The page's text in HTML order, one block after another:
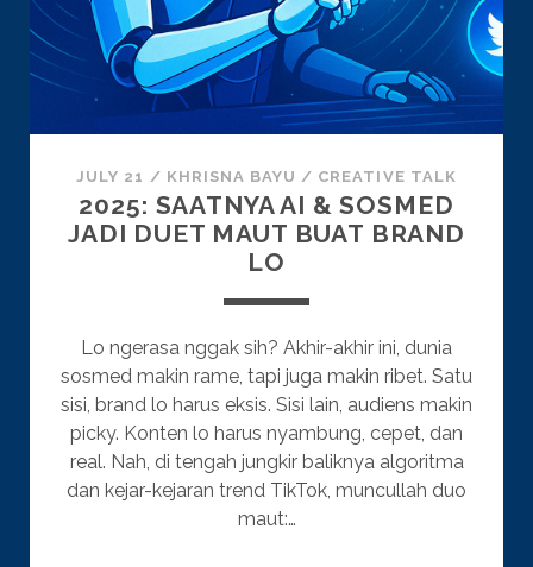
JULY 21 / KHRISNA BAYU / CREATIVE TALK
2025: SAATNYA AI & SOSMED
JADI DUET MAUT BUAT BRAND
LO
Lo ngerasa nggak sih? Akhir-akhir ini, dunia
sosmed makin rame, tapi juga makin ribet. Satu
sisi, brand lo harus eksis. Sisi lain, audiens makin
picky. Konten lo harus nyambung, cepet, dan
real. Nah, di tengah jungkir baliknya algoritma
dan kejar-kejaran trend TikTok, muncullah duo
maut:…